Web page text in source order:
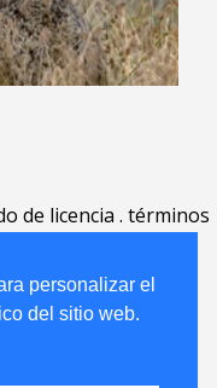
personalizar el
del sitio web.
de licencia . términos
Português